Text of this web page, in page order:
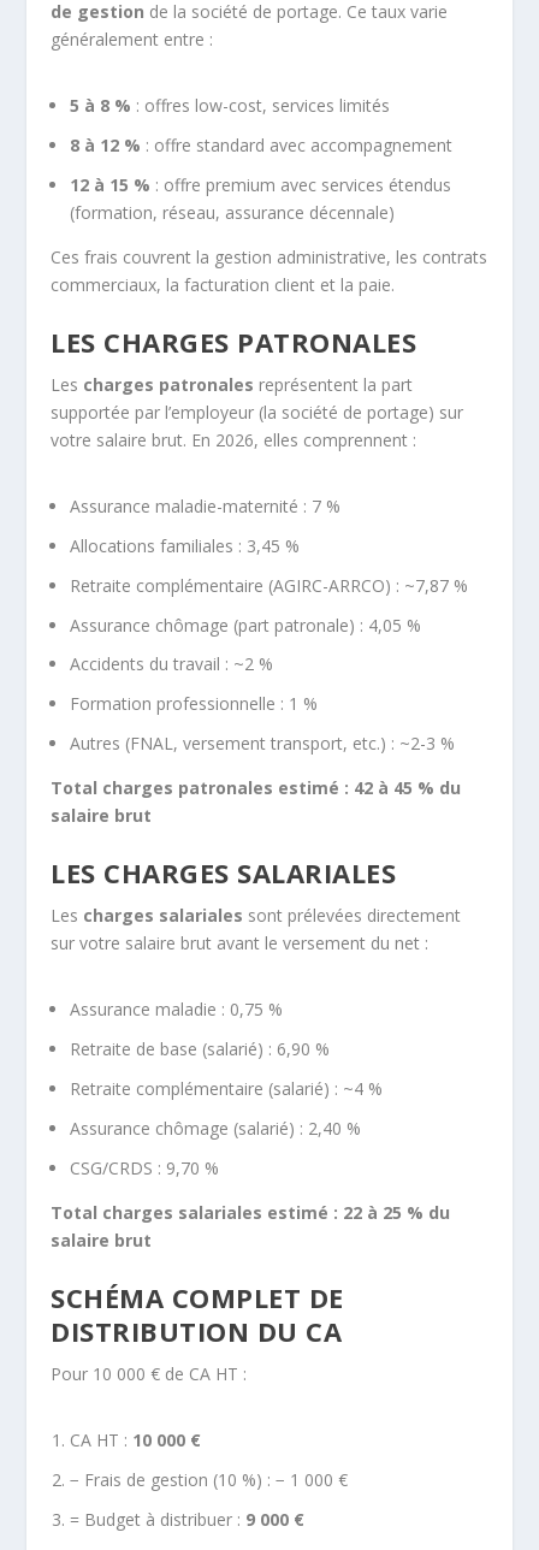
de gestion de la société de portage. Ce taux varie
généralement entre :
5 à 8 % : offres low-cost, services limités
8 à 12 % : offre standard avec accompagnement
12 à 15 % : offre premium avec services étendus
(formation, réseau, assurance décennale)
Ces frais couvrent la gestion administrative, les contrats
commerciaux, la facturation client et la paie.
LES CHARGES PATRONALES
Les charges patronales représentent la part
supportée par l’employeur (la société de portage) sur
votre salaire brut. En 2026, elles comprennent :
Assurance maladie-maternité : 7 %
Allocations familiales : 3,45 %
Retraite complémentaire (AGIRC-ARRCO) : ~7,87 %
Assurance chômage (part patronale) : 4,05 %
Accidents du travail : ~2 %
Formation professionnelle : 1 %
Autres (FNAL, versement transport, etc.) : ~2-3 %
Total charges patronales estimé : 42 à 45 % du
salaire brut
LES CHARGES SALARIALES
Les charges salariales sont prélevées directement
sur votre salaire brut avant le versement du net :
Assurance maladie : 0,75 %
Retraite de base (salarié) : 6,90 %
Retraite complémentaire (salarié) : ~4 %
Assurance chômage (salarié) : 2,40 %
CSG/CRDS : 9,70 %
Total charges salariales estimé : 22 à 25 % du
salaire brut
SCHÉMA COMPLET DE
DISTRIBUTION DU CA
Pour 10 000 € de CA HT :
CA HT : 10 000 €
− Frais de gestion (10 %) : − 1 000 €
= Budget à distribuer : 9 000 €